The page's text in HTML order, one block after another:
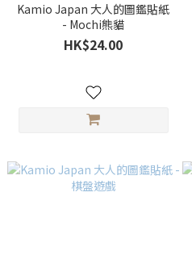
Kamio Japan 大人的圖鑑貼紙
- Mochi熊貓
HK$24.00